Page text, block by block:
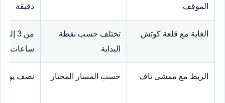
الموقف دقيقة
الغابة مع قلعة كوتش
تختلف حسب نقطة
البداية
ساعات
الربط مع ممشى تاف حسب المسار المختار نصف يوم